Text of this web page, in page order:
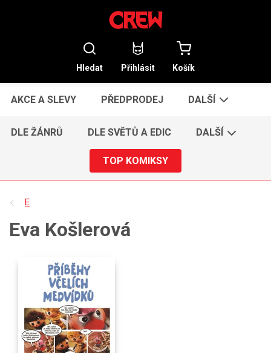
Hledat Přihlásit Košík
AKCE A SLEVY PŘEDPRODEJ DALŠÍ
DLE ŽÁNRŮ DLE SVĚTŮ A EDIC DALŠÍ
TOP KOMIKSY
E
Eva Košlerová